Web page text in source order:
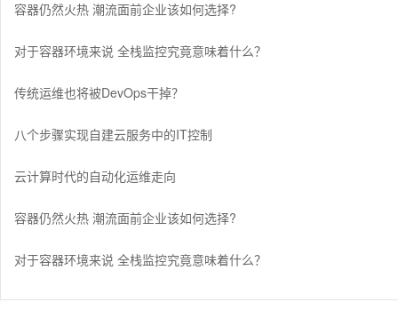
容器仍然火热 潮流面前企业该如何选择?
对于容器环境来说 全栈监控究竟意味着什么？
传统运维也将被DevOps干掉？
八个步骤实现自建云服务中的IT控制
云计算时代的自动化运维走向
容器仍然火热 潮流面前企业该如何选择?
对于容器环境来说 全栈监控究竟意味着什么？